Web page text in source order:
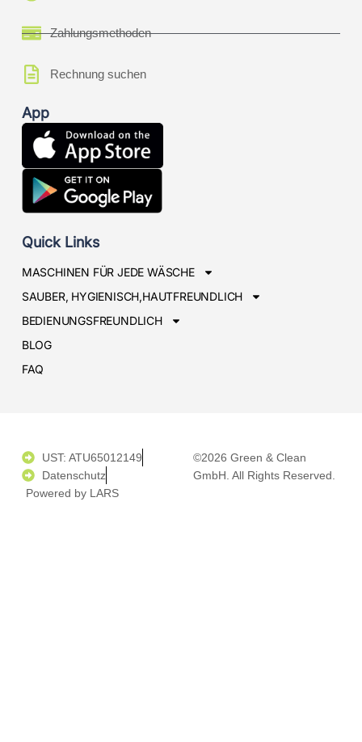
Zahlungsmethoden
Rechnung suchen
App
Quick Links
MASCHINEN FÜR JEDE WÄSCHE
SAUBER, HYGIENISCH,HAUTFREUNDLICH
BEDIENUNGSFREUNDLICH
BLOG
FAQ
UST: ATU65012149
Datenschutz
Powered by LARS
©2026 Green & Clean
GmbH. All Rights Reserved.